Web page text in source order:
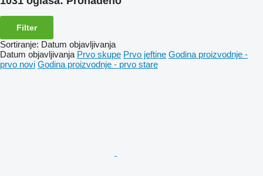
Filter
Sortiranje: Datum objavljivanja
Datum objavljivanja Prvo skupe Prvo jeftine Godina proizvodnje -
prvo novi Godina proizvodnje - prvo stare